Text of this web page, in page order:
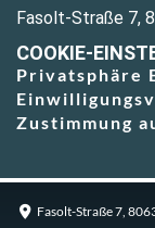
Fasolt-Straße 7,
COOKIE-
Privatsphäre
Zustimmung
Fasolt-Straße 7,